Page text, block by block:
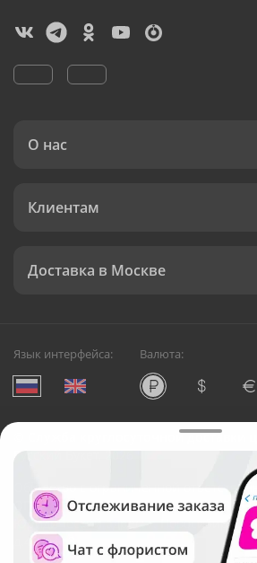
О нас
Клиентам
Доставка в Москве
Язык интерфейса: Валюта:
Служба круглосуточной доставки
Русский Букет, 2026
Общество с ограниченной
ОГРН: 1195476081745, ИНН:
Юридический адрес: г. Новосибирск,
д.42, оф. 3